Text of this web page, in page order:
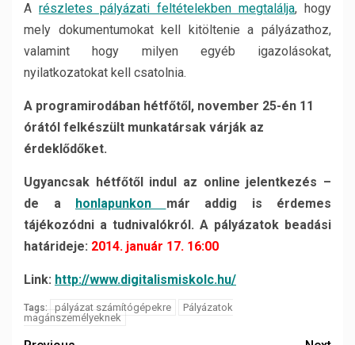
A részletes pályázati feltételekben megtalálja, hogy
mely dokumentumokat kell kitöltenie a pályázathoz,
valamint hogy milyen egyéb igazolásokat,
nyilatkozatokat kell csatolnia.
A programirodában hétfőtől, november 25-én 11
órától felkészült munkatársak várják az
érdeklődőket.
Ugyancsak hétfőtől indul az online jelentkezés –
de a honlapunkon már addig is érdemes
tájékozódni a tudnivalókról. A pályázatok beadási
határideje: 2014. január 17. 16:00
Link: http://www.digitalismiskolc.hu/
Tags: pályázat számítógépekre
Pályázatok
magánszemélyeknek